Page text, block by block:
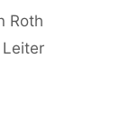
Roth